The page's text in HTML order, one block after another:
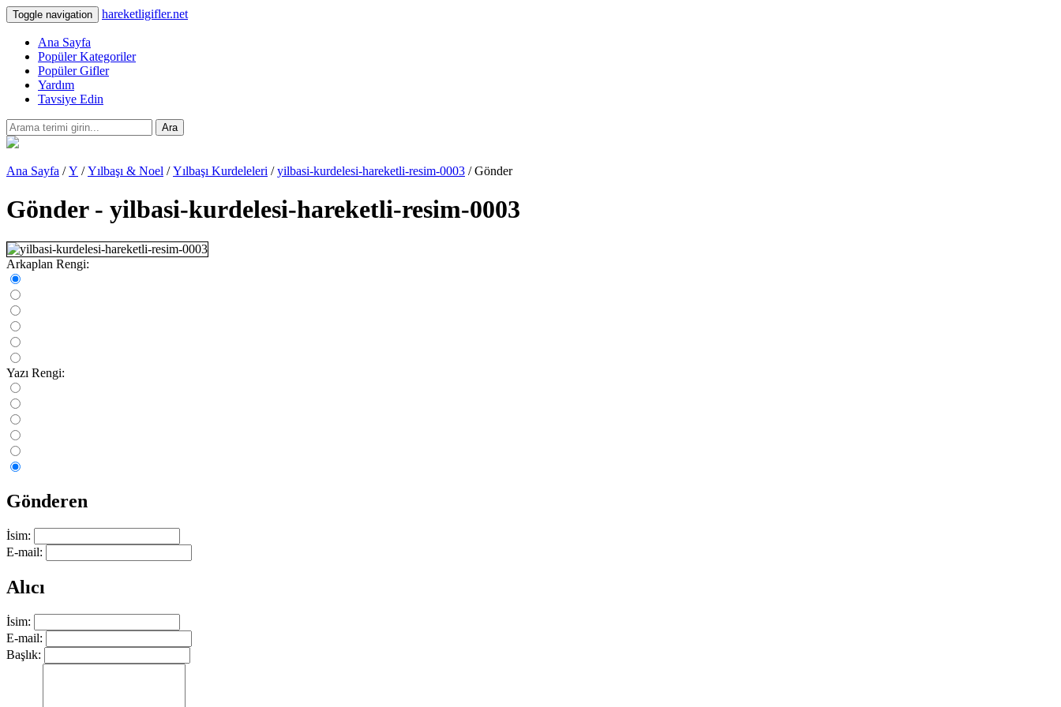
Toggle navigation hareketligifler.net
Ana Sayfa
Popüler Kategoriler
Popüler Gifler
Yardım
Tavsiye Edin
Ara
Ana Sayfa /Y /Yılbaşı & Noel /Yılbaşı Kurdeleleri /yilbasi-kurdelesi-hareketli-resim-0003 / Gönder
Gönder - yilbasi-kurdelesi-hareketli-resim-0003
Arkaplan Rengi:
Yazı Rengi:
Gönderen
İsim:
E-mail:
Alıcı
İsim:
E-mail:
Başlık: